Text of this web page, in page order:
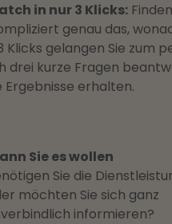
in nur 3 Klicks:
genau das,
Klicks gelangen Sie zum
drei kurze Fragen
erhalten.
Sie es wollen
Sie die
möchten Sie sich ganz
informieren?